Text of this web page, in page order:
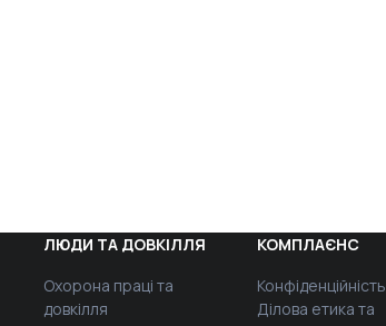
ЛЮДИ ТА ДОВКІЛЛЯ
Охорона праці та
довкілля
КОМПЛАЄНС
Конфіденційність
Ділова етика та